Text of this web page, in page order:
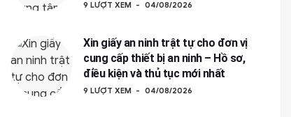
9 LƯỢT XEM 04/08/2026
Xin giấy an ninh trật tự cho đơn vị
cung cấp thiết bị an ninh – Hồ sơ,
điều kiện và thủ tục mới nhất
9 LƯỢT XEM 04/08/2026